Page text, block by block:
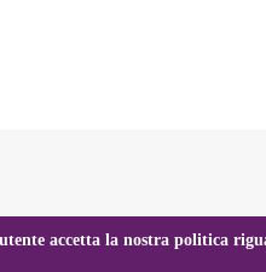
accetta la nostra politica